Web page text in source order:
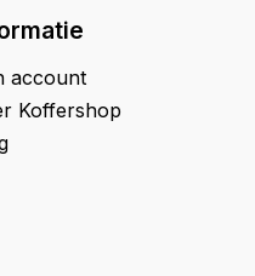
account
Koffershop